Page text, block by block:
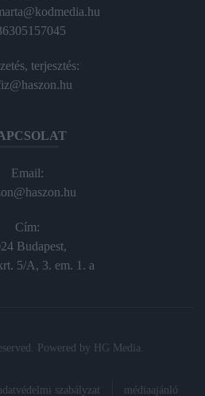
terjesztés:
Email:
Cím:
Budapest,
5/A, 3. em. 1. a
Powered by HG Media
szabályzat médiaajánló